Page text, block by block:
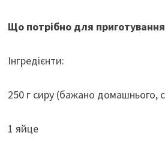
Що потрібно для
Інгредієнти:
250 г сиру (бажано домашнього,
1 яйце